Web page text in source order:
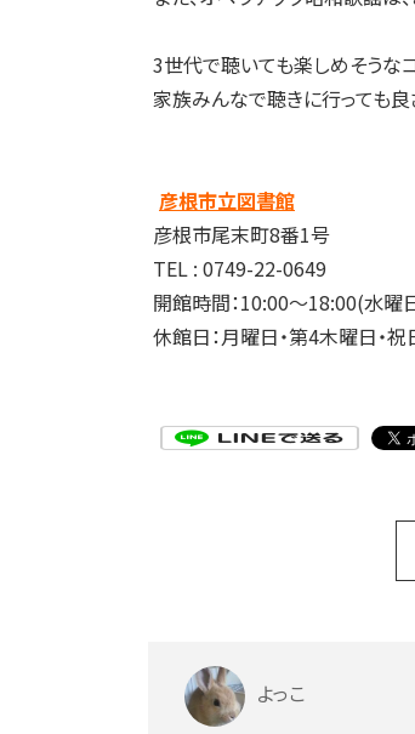
3世代で聴いても楽しめそうな
家族みんなで聴きに行っても良
彦根市立図書館
彦根市尾末町8番1号
TEL : 0749-22-0649
開館時間：10:00～18:00(水曜
休館日：月曜日・第4木曜日・
よっこ